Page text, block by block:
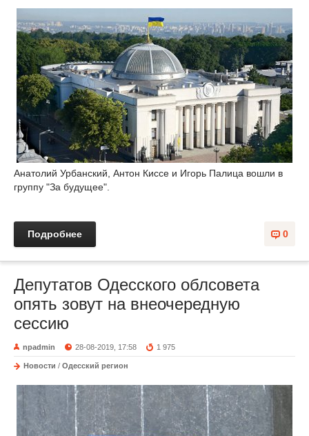
Анатолий Урбанский, Антон Киссе и Игорь Палица вошли в
группу "За будущее".
0
Подробнее
Депутатов Одесского облсовета
опять зовут на внеочередную
сессию
npadmin 28-08-2019, 17:58 1 975
Новости / Одесский регион